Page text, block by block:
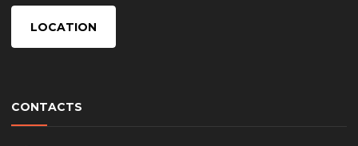
LOCATION
CONTACTS